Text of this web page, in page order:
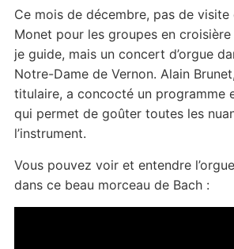
Ce mois de décembre, pas de visite
Monet pour les groupes en croisière
je guide, mais un concert d’orgue
Notre-Dame de Vernon. Alain
titulaire, a concocté un programme
qui permet de goûter toutes les
l’instrument.
Vous pouvez voir et entendre
dans ce beau morceau de Bach :